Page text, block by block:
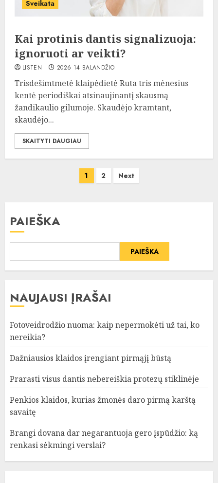
Sveikata
Kai protinis dantis signalizuoja:
ignoruoti ar veikti?
LISTEN 2026 14 BALANDŽIO
Trisdešimtmetė klaipėdietė Rūta tris mėnesius
kentė periodiškai atsinaujinantį skausmą
žandikaulio gilumoje. Skaudėjo kramtant,
skaudėjo...
SKAITYTI DAUGIAU
1 2 Next
PAIEŠKA
PAIEŠKA
NAUJAUSI ĮRAŠAI
Fotoveidrodžio nuoma: kaip nepermokėti už tai, ko
nereikia?
Dažniausios klaidos įrengiant pirmąjį būstą
Prarasti visus dantis nebereiškia protezų stiklinėje
Penkios klaidos, kurias žmonės daro pirmą karštą
savaitę
Brangi dovana dar negarantuoja gero įspūdžio: ką
renkasi sėkmingi verslai?